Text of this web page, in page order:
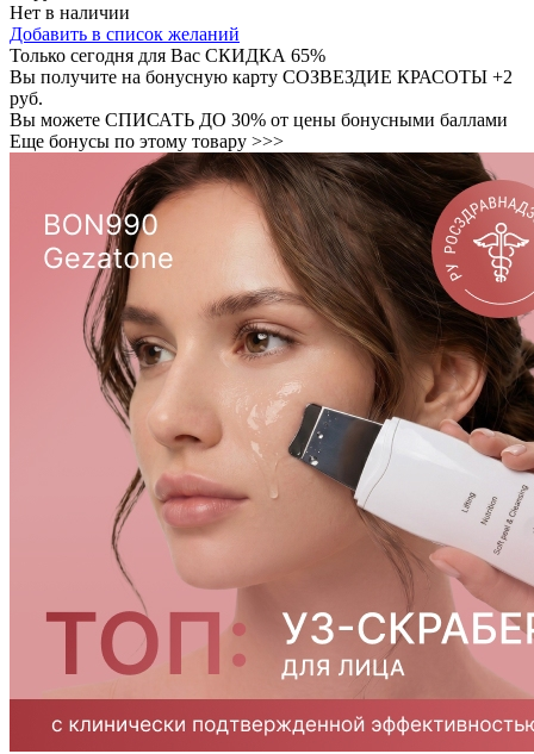
Нет в наличии
Добавить в список желаний
Только сегодня для Вас СКИДКА 65%
Вы получите на бонусную карту СОЗВЕЗДИЕ КРАСОТЫ +2
руб.
Вы можете СПИСАТЬ ДО 30% от цены бонусными баллами
Еще бонусы по этому товару >>>